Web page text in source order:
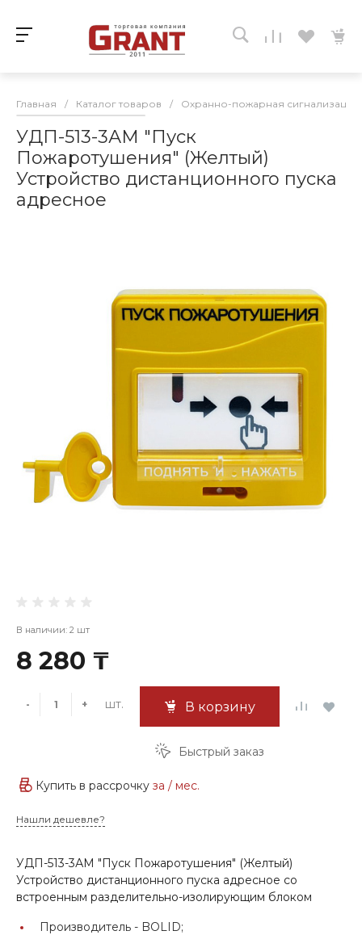
Главная / Каталог товаров / Охранно-пожарная сигнализация
УДП-513-3АМ "Пуск
Пожаротушения" (Желтый)
Устройство дистанционного пуска
адресное
В наличии: 2 шт
8 280 ₸
- + шт. В корзину
Быстрый заказ
Купить в рассрочку за / мес.
Нашли дешевле?
УДП-513-3АМ "Пуск Пожаротушения" (Желтый)
Устройство дистанционного пуска адресное со
встроенным разделительно-изолирующим блоком
Производитель - BOLID;